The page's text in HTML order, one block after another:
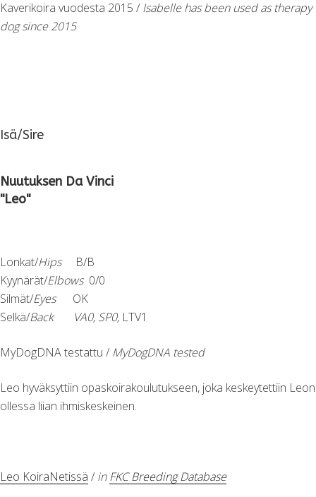
Kaverikoira vuodesta 2015 / Isabelle has been used as therapy
dog since 2015
Isä/Sire
Nuutuksen Da Vinci
"Leo"
Lonkat/HipsB/B
Kyynärät/Elbows0/0
Silmät/Eyes OK
Selkä/Back VA0, SP0, LTV1
MyDogDNA testattu / MyDogDNA tested
Leo hyväksyttiin opaskoirakoulutukseen, joka keskeytettiin Leon
ollessa liian ihmiskeskeinen.
Leo KoiraNetissä / inFKC Breeding Database